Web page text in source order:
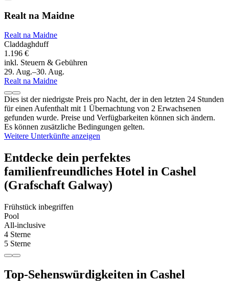
Realt na Maidne
Realt na Maidne
Claddaghduff
1.196 €
inkl. Steuern & Gebühren
29. Aug.–30. Aug.
Realt na Maidne
Dies ist der niedrigste Preis pro Nacht, der in den letzten 24 Stunden
für einen Aufenthalt mit 1 Übernachtung von 2 Erwachsenen
gefunden wurde. Preise und Verfügbarkeiten können sich ändern.
Es können zusätzliche Bedingungen gelten.
Weitere Unterkünfte anzeigen
Entdecke dein perfektes
familienfreundliches Hotel in Cashel
(Grafschaft Galway)
Frühstück inbegriffen
Pool
All-inclusive
4 Sterne
5 Sterne
Top-Sehenswürdigkeiten in Cashel